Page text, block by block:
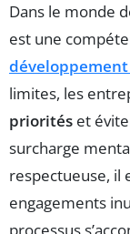
Dans le monde
est une
limites, les
priorités et
surcharge
respectueuse, il
engagements